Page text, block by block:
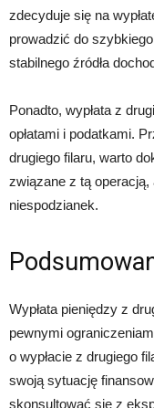
zdecyduje się na
prowadzić do
stabilnego źródła
Ponadto, wypłata z
opłatami i podatkami.
drugiego filaru, warto
związane z tą
niespodzianek.
Wypłata pieniędzy z
pewnymi
o wypłacie z drugiego
swoją sytuację
skonsultować się z